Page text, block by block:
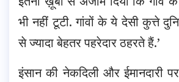
भी नहीं टूटी. गांवों के ये देसी कुत्ते
से ज्यादा बेहतर पहरेदार ठहरते हैं.’
इंसान की नेकदिली और ईमानदारी